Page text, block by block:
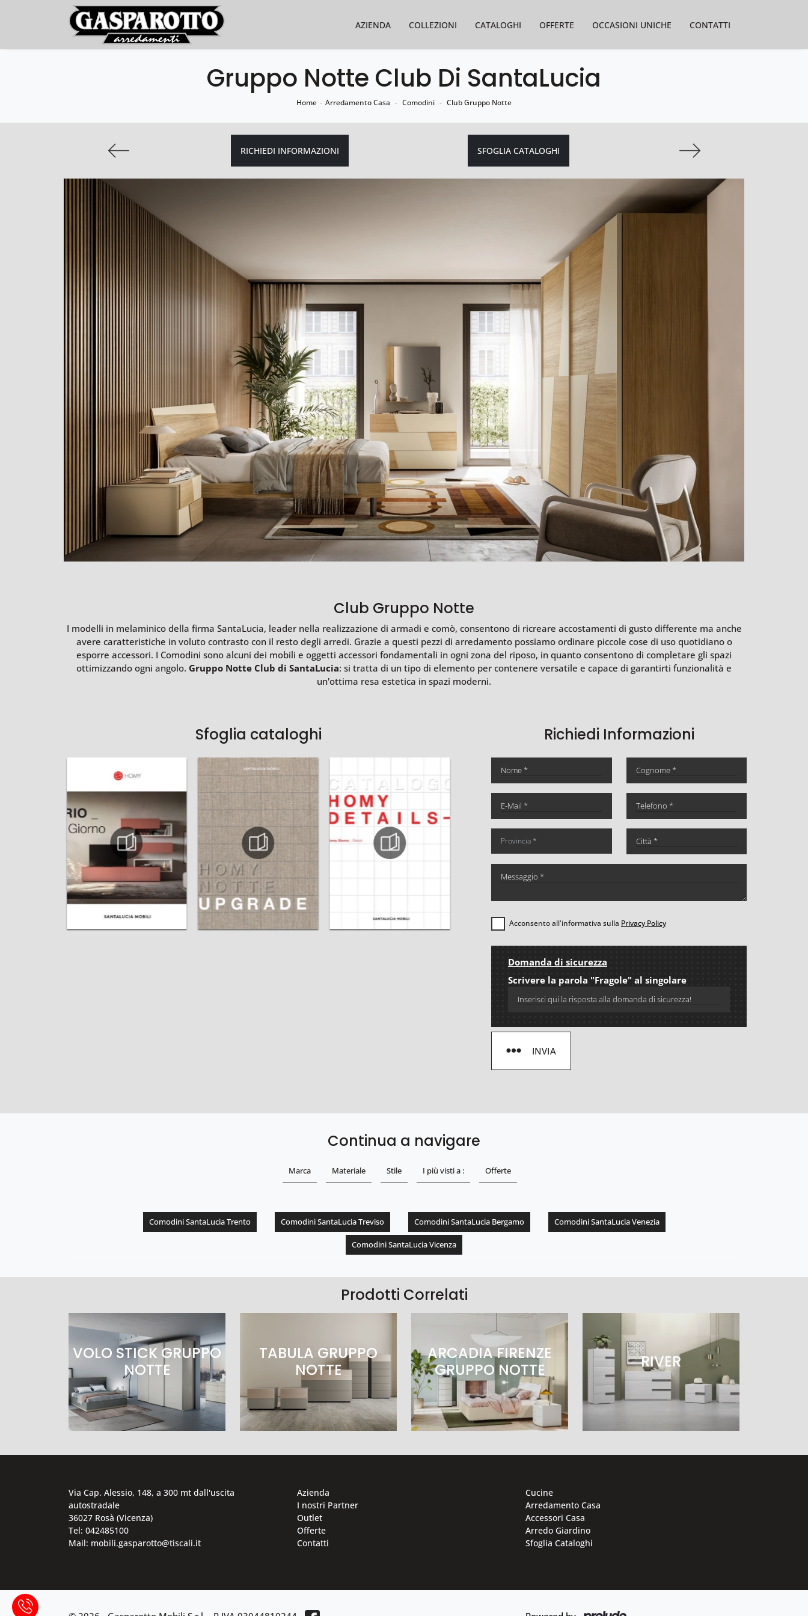
AZIENDA COLLEZIONI CATALOGHI OFFERTE OCCASIONI UNICHE CONTATTI
Gruppo Notte Club Di SantaLucia
Home - Arredamento Casa - Comodini - Club Gruppo Notte
RICHIEDI INFORMAZIONI SFOGLIA CATALOGHI
Club Gruppo Notte
I modelli in melaminico della firma SantaLucia, leader nella realizzazione di armadi e comò, consentono di ricreare accostamenti di gusto differente ma anche
avere caratteristiche in voluto contrasto con il resto degli arredi. Grazie a questi pezzi di arredamento possiamo ordinare piccole cose di uso quotidiano o
esporre accessori. I Comodini sono alcuni dei mobili e oggetti accessori fondamentali in ogni zona del riposo, in quanto consentono di completare gli spazi
ottimizzando ogni angolo. Gruppo Notte Club di SantaLucia: si tratta di un tipo di elemento per contenere versatile e capace di garantirti funzionalità e
un'ottima resa estetica in spazi moderni.
Sfoglia cataloghi Richiedi Informazioni
Acconsento all'informativa sulla Privacy Policy
Domanda di sicurezza
Scrivere la parola "Fragole" al singolare
INVIA
Continua a navigare
Marca Materiale Stile I più visti a : Offerte
Comodini SantaLucia Trento Comodini SantaLucia Treviso Comodini SantaLucia Bergamo Comodini SantaLucia Venezia
Comodini SantaLucia Vicenza
Prodotti Correlati
VOLO STICK GRUPPO
NOTTE
TABULA GRUPPO
NOTTE
ARCADIA FIRENZE
GRUPPO NOTTE
RIVER
Via Cap. Alessio, 148, a 300 mt dall'uscita
autostradale
36027 Rosà (Vicenza)
Tel: 042485100
Mail: mobili.gasparotto@tiscali.it
Azienda
I nostri Partner
Outlet
Offerte
Contatti
Cucine
Arredamento Casa
Accessori Casa
Arredo Giardino
Sfoglia Cataloghi